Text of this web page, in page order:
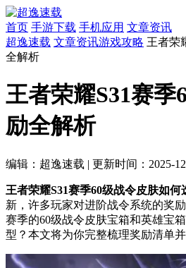
首页 手游下载 手机应用 文章资讯
超逸速载 文章资讯游戏攻略 王者荣
全解析
王者荣耀S31赛季
励全解析
编辑：超逸速载 | 更新时间：2025-
王者荣耀S31赛季60级战令皮肤如何
新，许多玩家对进阶战令系统的奖
赛季的60级战令皮肤宝箱和英雄宝
型？本文将为你完整梳理奖励清单并